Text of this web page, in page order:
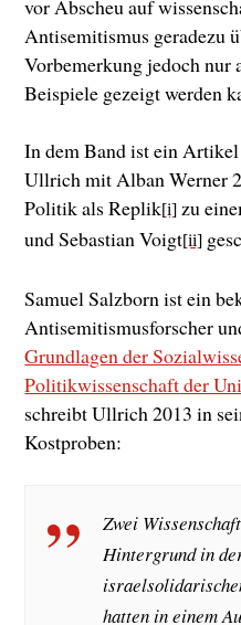
vor Abscheu auf
Antisemitismus geradezu
Vorbemerkung jedoch nur
Beispiele gezeigt werden
In dem Band ist ein
Ullrich mit Alban Werner
Politik als Replik[i] zu
und Sebastian Voigt[ii]
Samuel Salzborn ist ein
Antisemitismusforscher
Grundlagen der
Politikwissenschaftder
schreibt Ullrich 2013 in
Kostproben:
Zwei
Hintergrund in
hatten in einem